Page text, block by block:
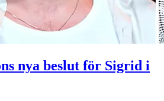
nya beslut för Sigrid i